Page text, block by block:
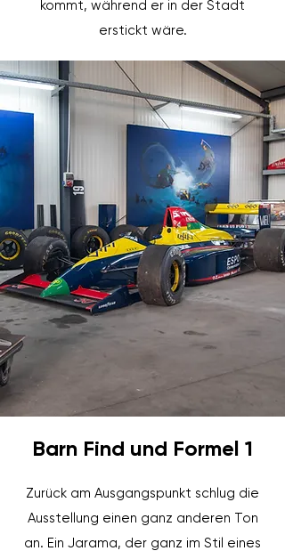
kommt, während er in der Stadt
erstickt wäre.
Barn Find und Formel 1
Zurück am Ausgangspunkt schlug die
Ausstellung einen ganz anderen Ton
an. Ein Jarama, der ganz im Stil eines